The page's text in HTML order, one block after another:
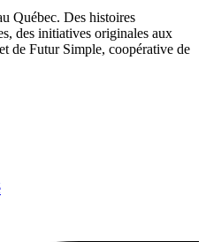
Québec. Des histoires
des initiatives originales aux
de Futur Simple, coopérative de